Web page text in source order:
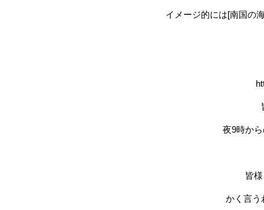
イメージ的には[南国
夜9時か
皆
かく言う